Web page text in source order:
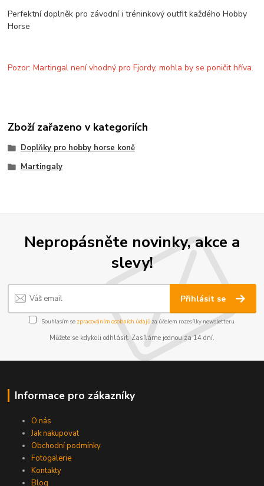
Perfektní doplněk pro závodní i tréninkový outfit každého Hobby
Horse
Pozor: Martingal není vhodný pro Fjordy, mohla by se poničit hříva.
Zboží zařazeno v kategoriích
Doplňky pro hobby horse koně
Martingaly
Nepropásněte novinky, akce a
slevy!
Přihlásit se
Souhlasím se zpracováním osobních údajůza účelem rozesílky newsletteru.
Můžete se kdykoli odhlásit. Zasíláme jednou za 14 dní.
Informace pro zákazníky
O nás
Jak nakupovat
Obchodní podmínky
Fotogalerie
Kontakty
Blog